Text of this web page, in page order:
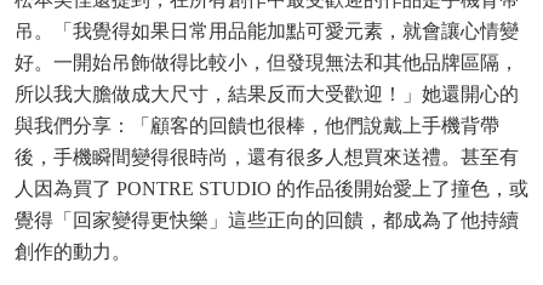
吊。「我覺得如果日常用品能加點可愛元素，就會讓心情變
好。一開始吊飾做得比較小，但發現無法和其他品牌區隔，
所以我大膽做成大尺寸，結果反而大受歡迎！」 她還開心的
與我們分享：「顧客的回饋也很棒，他們說戴上手機背帶
後，手機瞬間變得很時尚，還有很多人想買來送禮。甚至有
人因為買了 PONTRE STUDIO 的作品後開始愛上了撞色，或
覺得「回家變得更快樂」這些正向的回饋，都成為了他持續
創作的動力。